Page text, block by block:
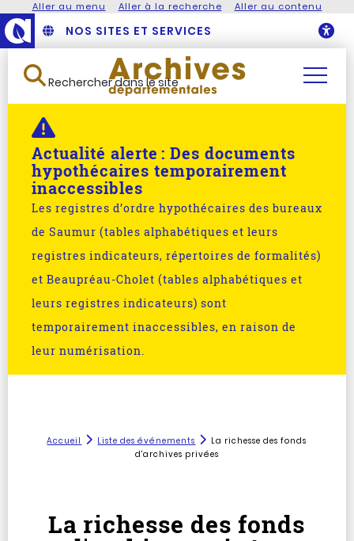
Aller au menu Aller à la recherche Aller au contenu
NOS SITES ET SERVICES
Rechercher dans le site
Actualité alerte : Des documents
hypothécaires temporairement
inaccessibles
Les registres d’ordre hypothécaires des bureaux
de Saumur (tables alphabétiques et leurs
registres indicateurs, répertoires de formalités)
et Beaupréau-Cholet (tables alphabétiques et
leurs registres indicateurs) sont
temporairement inaccessibles, en raison de
leur numérisation.
Accueil Liste des événements
La richesse des fonds
d'archives privées
La richesse des fonds